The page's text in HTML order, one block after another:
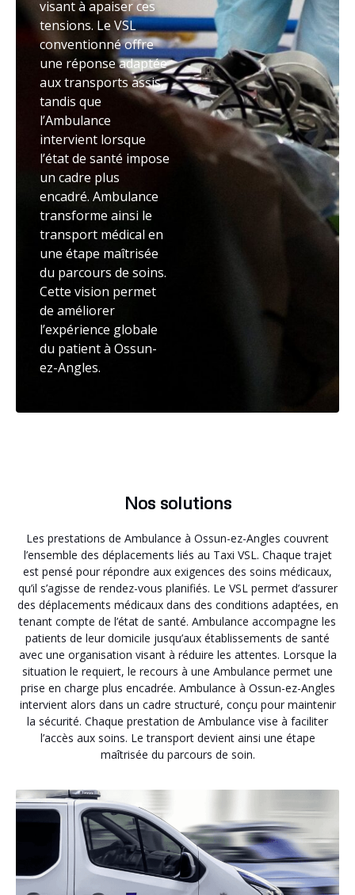
visant à apaiser ces
tensions. Le VSL
conventionné offre
une réponse adaptée
aux transports assis,
tandis que
l’Ambulance
intervient lorsque
l’état de santé impose
un cadre plus
encadré. Ambulance
transforme ainsi le
transport médical en
une étape maîtrisée
du parcours de soins.
Cette vision permet
de améliorer
l’expérience globale
du patient à Ossun-
ez-Angles.
Nos solutions
Les prestations de Ambulance à Ossun-ez-Angles couvrent
l’ensemble des déplacements liés au Taxi VSL. Chaque trajet
est pensé pour répondre aux exigences des soins médicaux,
qu’il s’agisse de rendez-vous planifiés. Le VSL permet d’assurer
des déplacements médicaux dans des conditions adaptées, en
tenant compte de l’état de santé. Ambulance accompagne les
patients de leur domicile jusqu’aux établissements de santé
avec une organisation visant à réduire les attentes. Lorsque la
situation le requiert, le recours à une Ambulance permet une
prise en charge plus encadrée. Ambulance à Ossun-ez-Angles
intervient alors dans un cadre structuré, conçu pour maintenir
la sécurité. Chaque prestation de Ambulance vise à faciliter
l’accès aux soins. Le transport devient ainsi une étape
maîtrisée du parcours de soin.